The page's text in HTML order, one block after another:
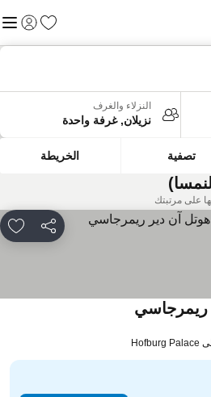
المفضلة
تسجيل
النزلاء والغرف
نزيلان, غرفة واحدة
تصفية الخريطة
على مرتبتك
مشاركة
مشاهدة الأسعار